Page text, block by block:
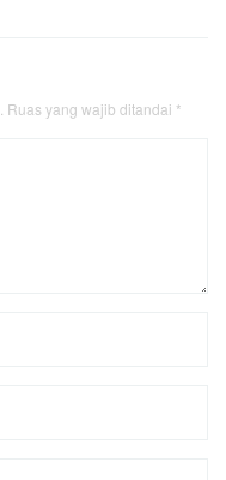
Ruas yang wajib ditandai *